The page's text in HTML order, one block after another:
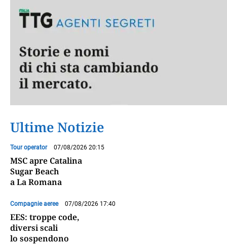
Ultime Notizie
Tour operator 07/08/2026 20:15
MSC apre Catalina
Sugar Beach
a La Romana
Compagnie aeree 07/08/2026 17:40
EES: troppe code,
diversi scali
lo sospendono